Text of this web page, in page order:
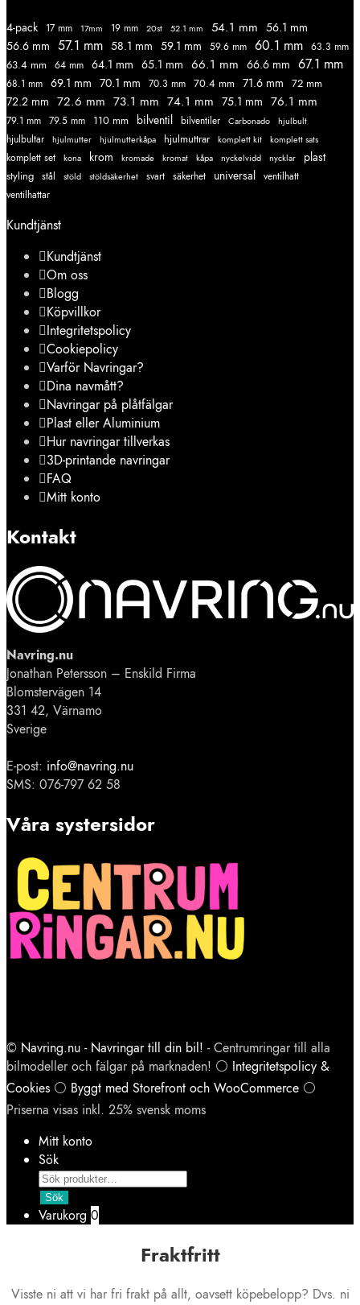
4-pack 17 mm 17mm 19 mm 20st 52.1 mm 54.1 mm 56.1 mm
56.6 mm 57.1 mm 58.1 mm 59.1 mm 59.6 mm 60.1 mm 63.3 mm
63.4 mm 64 mm 64.1 mm 65.1 mm 66.1 mm 66.6 mm 67.1 mm
68.1 mm 69.1 mm 70.1 mm 70.3 mm 70.4 mm 71.6 mm 72 mm
72.2 mm 72.6 mm 73.1 mm 74.1 mm 75.1 mm 76.1 mm
79.1 mm 79.5 mm 110 mm bilventil bilventiler Carbonado hjulbult
hjulbultar hjulmutter hjulmutterkåpa hjulmuttrar komplett kit komplett sats
komplett set kona krom kromade kromat kåpa nyckelvidd nycklar
plast
styling
stål stöld stöldsäkerhet svart säkerhet universal ventilhatt
ventilhattar
Kundtjänst
Kundtjänst
Om oss
Blogg
Köpvillkor
Integritetspolicy
Cookiepolicy
Varför Navringar?
Dina navmått?
Navringar på plåtfälgar
Plast eller Aluminium
Hur navringar tillverkas
3D-printande navringar
FAQ
Mitt konto
Kontakt
Navring.nu
Jonathan Petersson – Enskild Firma
Blomstervägen 14
331 42, Värnamo
Sverige
E-post: info@navring.nu
SMS: 076-797 62 58
Våra systersidor
© Navring.nu - Navringar till din bil! - Centrumringar till alla
bilmodeller och fälgar på marknaden! ⚪ Integritetspolicy &
Cookies ⚪ Byggt med Storefront och WooCommerce ⚪
Priserna visas inkl. 25% svensk moms
Mitt konto
Sök
Products
search
Sök
Varukorg 0
Fraktfritt
Visste ni att vi har fri frakt på allt, oavsett köpebelopp? Dvs. ni